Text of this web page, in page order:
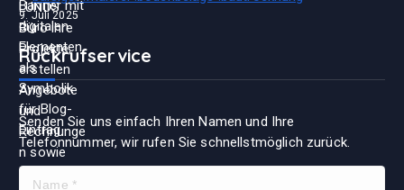
9. Juli 2025
Rückrufservice
Senden Sie uns einfach Ihren Namen und Ihre
Telefonnummer, wir rufen Sie schnellstmöglich zurück.